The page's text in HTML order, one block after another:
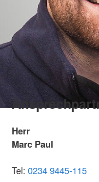
Herr
Marc Paul
Tel: 0234 9445-115